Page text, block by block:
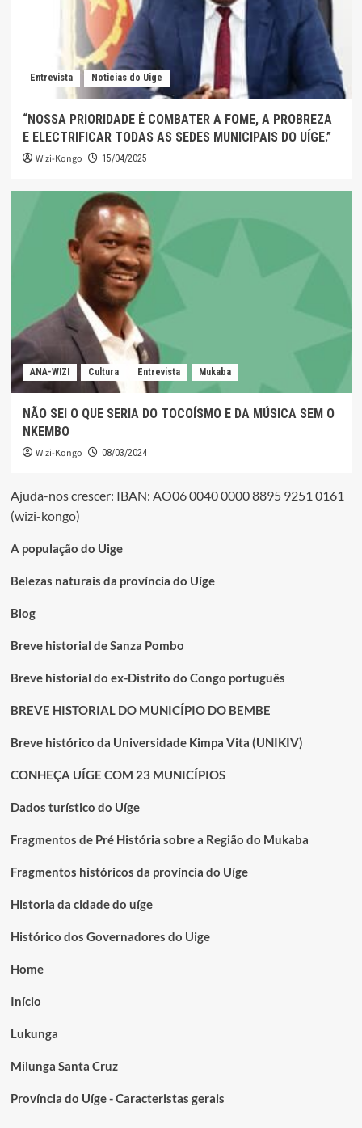
Entrevista Noticias do Uige
“NOSSA PRIORIDADE É COMBATER A FOME, A PROBREZA
E ELECTRIFICAR TODAS AS SEDES MUNICIPAIS DO UÍGE.”
Wizi-Kongo 15/04/2025
ANA-WIZI Cultura Entrevista Mukaba
NÃO SEI O QUE SERIA DO TOCOÍSMO E DA MÚSICA SEM O
NKEMBO
Wizi-Kongo 08/03/2024
Ajuda-nos crescer: IBAN: AO06 0040 0000 8895 9251 0161
(wizi-kongo)
A população do Uige
Belezas naturais da província do Uíge
Blog
Breve historial de Sanza Pombo
Breve historial do ex-Distrito do Congo português
BREVE HISTORIAL DO MUNICÍPIO DO BEMBE
Breve histórico da Universidade Kimpa Vita (UNIKIV)
CONHEÇA UÍGE COM 23 MUNICÍPIOS
Dados turístico do Uíge
Fragmentos de Pré História sobre a Região do Mukaba
Fragmentos históricos da província do Uíge
Historia da cidade do uíge
Histórico dos Governadores do Uige
Home
Início
Lukunga
Milunga Santa Cruz
Província do Uíge - Caracteristas gerais